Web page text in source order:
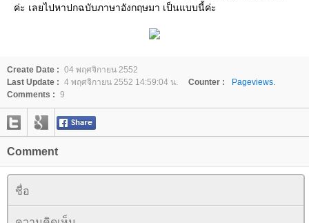
ค่ะ เลยไปหาปกฉบับภาษาอังกฤษมา เป็นแบบนี้ค่ะ
Create Date : 04 พฤศจิกายน 2552
Last Update : 4 พฤศจิกายน 2552 14:59:04 น. Counter :
Pageviews.
Comments : 9
Comment